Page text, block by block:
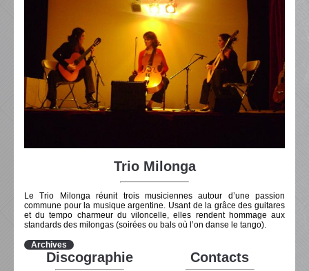
Trio Milonga
Le Trio Milonga réunit trois musiciennes autour d’une passion
commune pour la musique argentine. Usant de la grâce des guitares
et du tempo charmeur du viloncelle, elles rendent hommage aux
standards des milongas (soirées ou bals où l’on danse le tango).
Archives
Discographie Contacts